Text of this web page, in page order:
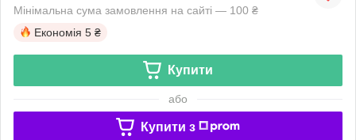
Мінімальна сума замовлення на сайті — 100 ₴
Економія 5 ₴
Купити
або
Купити з